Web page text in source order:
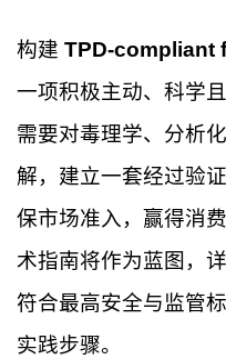
构建 TPD-compliant
一项积极主动、科学
需要对毒理学、分析
解，建立一套经过验
保市场准入，赢得消
术指南将作为蓝图，
符合最高安全与监管
实践步骤。